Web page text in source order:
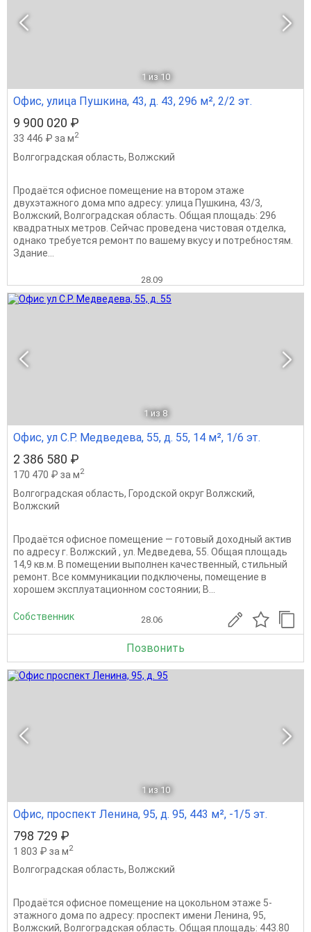
1 из 10
Офис, улица Пушкина, 43, д. 43, 296 м², 2/2 эт.
9 900 020 ₽
33 446 ₽ за м2
Волгоградская область, Волжский
Продаётся офисное помещение на втором этаже
двухэтажного дома мпо адресу: улица Пушкина, 43/3,
Волжский, Волгоградская область. Общая площадь: 296
квадратных метров. Сейчас проведена чистовая отделка,
однако требуется ремонт по вашему вкусу и потребностям.
Здание...
28.09
1 из 8
Офис, ул С.Р. Медведева, 55, д. 55, 14 м², 1/6 эт.
2 386 580 ₽
170 470 ₽ за м2
Волгоградская область, Городской округ Волжский,
Волжский
Продаётся офисное помещение — готовый доходный актив
по адресу г. Волжский , ул. Медведева, 55. Общая площадь
14,9 кв.м. В помещении выполнен качественный, стильный
ремонт. Все коммуникации подключены, помещение в
хорошем эксплуатационном состоянии; В...
Собственник 28.06
Позвонить
1 из 10
Офис, проспект Ленина, 95, д. 95, 443 м², -1/5 эт.
798 729 ₽
1 803 ₽ за м2
Волгоградская область, Волжский
Продаётся офисное помещение на цокольном этаже 5-
этажного дома по адресу: проспект имени Ленина, 95,
Волжский, Волгоградская область. Общая площадь: 443.80